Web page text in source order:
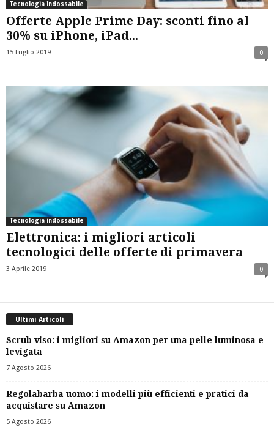
Tecnologia indossabile
Offerte Apple Prime Day: sconti fino al
30% su iPhone, iPad...
15 Luglio 2019 0
Tecnologia indossabile
Elettronica: i migliori articoli
tecnologici delle offerte di primavera
3 Aprile 2019 0
Ultimi Articoli
Scrub viso: i migliori su Amazon per una pelle luminosa e
levigata
7 Agosto 2026
Regolabarba uomo: i modelli più efficienti e pratici da
acquistare su Amazon
5 Agosto 2026